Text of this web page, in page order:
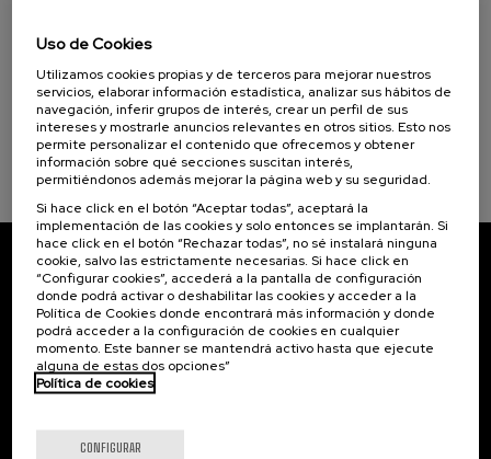
Bienestar Emocional
20 h. Español .
...
Gratuito
Últimas
Gratuito
FechaLista de espera
Plazo
matrícula
finalizado
Suscríbete a nuestro boletín
Inscríbete para ser el primero/a en recibir las
novedades de UIK.
Suscribirse
Contacto
Uso de Cookies
Utilizamos cookies propias y de terceros para mejorar nuestros
servicios, elaborar información estadística, analizar sus hábitos de
navegación, inferir grupos de interés, crear un perfil de sus
intereses y mostrarle anuncios relevantes en otros sitios. Esto nos
permite personalizar el contenido que ofrecemos y obtener
información sobre qué secciones suscitan interés,
permitiéndonos además mejorar la página web y su seguridad.
Si hace click en el botón “Aceptar todas”, aceptará la
implementación de las cookies y solo entonces se implantarán. Si
hace click en el botón “Rechazar todas”, no sé instalará ninguna
cookie, salvo las estrictamente necesarias. Si hace click en
“Configurar cookies”, accederá a la pantalla de configuración
donde podrá activar o deshabilitar las cookies y acceder a la
Política de Cookies donde encontrará más información y donde
podrá acceder a la configuración de cookies en cualquier
momento. Este banner se mantendrá activo hasta que ejecute
alguna de estas dos opciones”
Política de cookies
CONFIGURAR